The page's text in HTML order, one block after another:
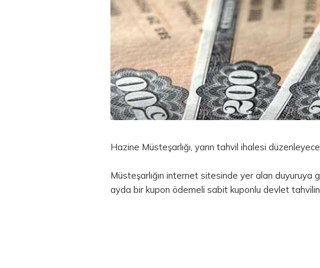
Hazine Müsteşarlığı, yarın tahvil ihalesi
Müsteşarlığın internet sitesinde yer alan duyuruya
ayda bir kupon ödemeli sabit kuponlu devlet